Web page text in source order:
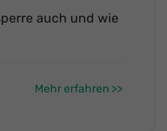
auch und wie
Mehr erfahren